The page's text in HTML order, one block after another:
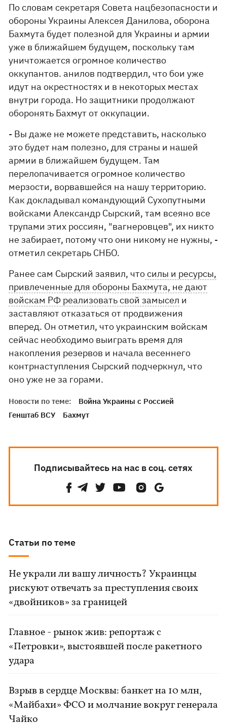
По словам секретаря Совета нацбезопасности и
обороны Украины Алексея Данилова, оборона
Бахмута будет полезной для Украины и армии
уже в ближайшем будущем, поскольку там
уничтожается огромное количество
оккупантов. анилов подтвердил, что бои уже
идут на окрестностях и в некоторых местах
внутри города. Но защитники продолжают
оборонять Бахмут от оккупации.
- Вы даже не можете представить, насколько
это будет нам полезно, для страны и нашей
армии в ближайшем будущем. Там
перелопачивается огромное количество
мерзости, ворвавшейся на нашу территорию.
Как докладывал командующий Сухопутными
войсками Александр Сырский, там всеяно все
трупами этих россиян, "вагнеровцев", их никто
не забирает, потому что они никому не нужны, -
отметил секретарь СНБО.
Ранее сам Сырский заявил, чтосилы и ресурсы,
привлеченные для обороны Бахмута, не дают
войскам РФ реализовать свой замысел и
заставляют отказаться от продвижения
вперед. Он отметил, что украинским войскам
сейчас необходимо выиграть время для
накопления резервов и начала весеннего
контрнаступления Сырский подчеркнул, что
оно уже не за горами.
Новости по теме:
Война Украины с Россией
Генштаб ВСУ
Бахмут
Подписывайтесь на нас в соц. сетях
Статьи по теме
Не украли ли вашу личность? Украинцы
рискуют отвечать за преступления своих
«двойников» за границей
Главное - рынок жив: репортаж с
«Петровки», выстоявшей после ракетного
удара
Взрыв в сердце Москвы: банкет на 10 млн,
«Майбахи» ФСО и молчание вокруг генерала
Чайко